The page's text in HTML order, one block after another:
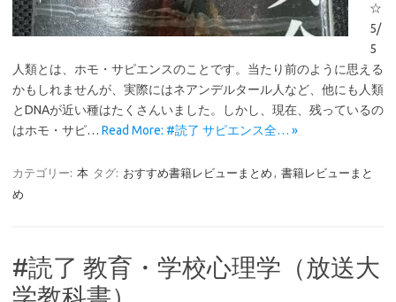
☆
5/
5
人類とは、ホモ・サピエンスのことです。当たり前のように思える
かもしれませんが、実際にはネアンデルタール人など、他にも人類
とDNAが近い種はたくさんいました。しかし、現在、残っているの
はホモ・サピ… Read More: #読了 サピエンス全… »
カテゴリー: 本 タグ: おすすめ書籍レビューまとめ , 書籍レビューまと
め
#読了 教育・学校心理学（放送大
学教科書）